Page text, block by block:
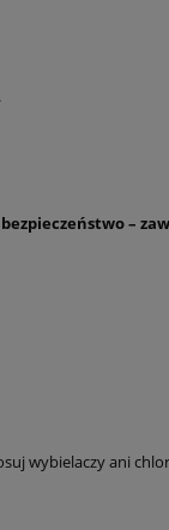
–
wybielaczy ani